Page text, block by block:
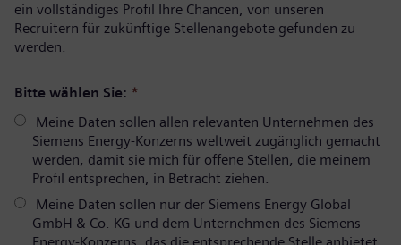
ein vollständiges Profil Ihre Chancen, von unseren
Recruitern für zukünftige Stellenangebote gefunden zu
werden.
Bitte wählen Sie: *
Meine Daten sollen allen relevanten Unternehmen des
Siemens Energy-Konzerns weltweit zugänglich gemacht
werden, damit sie mich für offene Stellen, die meinem
Profil entsprechen, in Betracht ziehen.
Meine Daten sollen nur der Siemens Energy Global
GmbH & Co. KG und dem Unternehmen des Siemens